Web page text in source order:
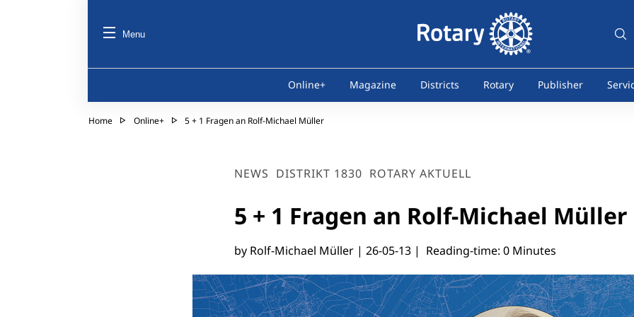
Menu
Online+ Magazine Districts Rotary Publisher
Home Online+ 5 + 1 Fragen an Rolf-Michael Müller
NEWS DISTRIKT 1830 ROTARY AKTUELL
5 + 1 Fragen an Rolf-Michael Müller
by Rolf-Michael Müller | 26-05-13| Reading-time: 0 Minutes